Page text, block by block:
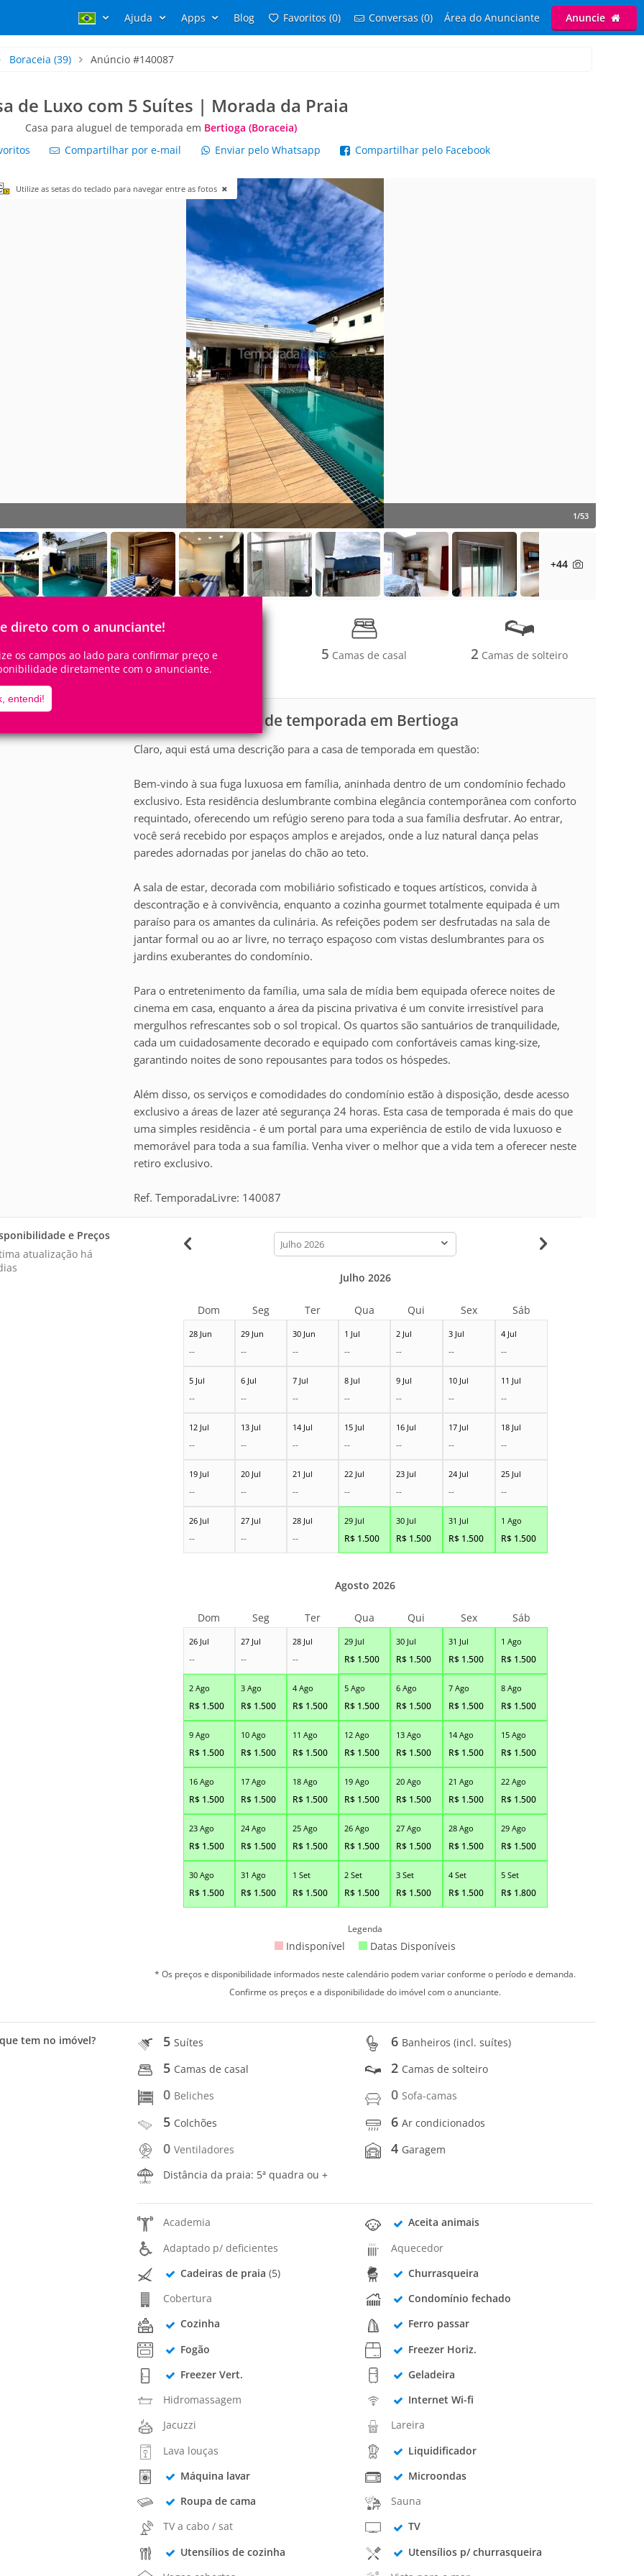
Ajuda Apps Blog Favoritos (0) Conversas (0) Área do Anunciante Anuncie
Boraceia (39) Anúncio #140087
de Luxo com 5 Suítes | Morada da Praia
Casa para aluguel de temporada em Bertioga (Boraceia)
Compartilhar por e-mail Enviar pelo Whatsapp Compartilhar pelo Facebook
direto com o anunciante!
os campos ao lado para confirmar preço e
diretamente com o anunciante.
entendi!
Utilize as setas do teclado para navegar entre as fotos
1/53
+44
14Pessoas 5Quartos
5Suítes
5 Camas de casal 2 Camas de solteiro
Casa para aluguel de temporada em Bertioga
Claro, aqui está uma descrição para a casa de temporada em questão:
Bem-vindo à sua fuga luxuosa em família, aninhada dentro de um condomínio fechado
exclusivo. Esta residência deslumbrante combina elegância contemporânea com conforto
requintado, oferecendo um refúgio sereno para toda a sua família desfrutar. Ao entrar,
você será recebido por espaços amplos e arejados, onde a luz natural dança pelas
paredes adornadas por janelas do chão ao teto.
A sala de estar, decorada com mobiliário sofisticado e toques artísticos, convida à
descontração e à convivência, enquanto a cozinha gourmet totalmente equipada é um
paraíso para os amantes da culinária. As refeições podem ser desfrutadas na sala de
jantar formal ou ao ar livre, no terraço espaçoso com vistas deslumbrantes para os
jardins exuberantes do condomínio.
Para o entretenimento da família, uma sala de mídia bem equipada oferece noites de
cinema em casa, enquanto a área da piscina privativa é um convite irresistível para
mergulhos refrescantes sob o sol tropical. Os quartos são santuários de tranquilidade,
cada um cuidadosamente decorado e equipado com confortáveis camas king-size,
garantindo noites de sono repousantes para todos os hóspedes.
Além disso, os serviços e comodidades do condomínio estão à disposição, desde acesso
exclusivo a áreas de lazer até segurança 24 horas. Esta casa de temporada é mais do que
uma simples residência - é um portal para uma experiência de estilo de vida luxuoso e
memorável para toda a sua família. Venha viver o melhor que a vida tem a oferecer neste
retiro exclusivo.
Ref. TemporadaLivre: 140087
e Preços
atualização há
calendar-
month
28 Jun
--
29 Jun
--
30 Jun
--
1 Jul
--
2 Jul
--
3 Jul
--
4 Jul
--
5 Jul
--
6 Jul
--
7 Jul
--
8 Jul
--
9 Jul
--
10 Jul
--
11 Jul
--
12 Jul
--
13 Jul
--
14 Jul
--
15 Jul
--
16 Jul
--
17 Jul
--
18 Jul
--
19 Jul
--
20 Jul
--
21 Jul
--
22 Jul
--
23 Jul
--
24 Jul
--
25 Jul
--
26 Jul
--
27 Jul
--
28 Jul
--
29 Jul
R$ 1.500
30 Jul
R$ 1.500
31 Jul
R$ 1.500
1 Ago
R$ 1.500
Julho 2026
Dom Seg Ter Qua Qui Sex Sáb
26 Jul
--
27 Jul
--
28 Jul
--
29 Jul
R$ 1.500
30 Jul
R$ 1.500
31 Jul
R$ 1.500
1 Ago
R$ 1.500
2 Ago
R$ 1.500
3 Ago
R$ 1.500
4 Ago
R$ 1.500
5 Ago
R$ 1.500
6 Ago
R$ 1.500
7 Ago
R$ 1.500
8 Ago
R$ 1.500
9 Ago
R$ 1.500
10 Ago
R$ 1.500
11 Ago
R$ 1.500
12 Ago
R$ 1.500
13 Ago
R$ 1.500
14 Ago
R$ 1.500
15 Ago
R$ 1.500
16 Ago
R$ 1.500
17 Ago
R$ 1.500
18 Ago
R$ 1.500
19 Ago
R$ 1.500
20 Ago
R$ 1.500
21 Ago
R$ 1.500
22 Ago
R$ 1.500
23 Ago
R$ 1.500
24 Ago
R$ 1.500
25 Ago
R$ 1.500
26 Ago
R$ 1.500
27 Ago
R$ 1.500
28 Ago
R$ 1.500
29 Ago
R$ 1.500
30 Ago
R$ 1.500
31 Ago
R$ 1.500
1 Set
R$ 1.500
2 Set
R$ 1.500
3 Set
R$ 1.500
4 Set
R$ 1.500
5 Set
R$ 1.800
Agosto 2026
Dom Seg Ter Qua Qui Sex Sáb
Legenda
Indisponível Datas Disponíveis
* Os preços e disponibilidade informados neste calendário podem variar conforme o período e demanda.
Confirme os preços e a disponibilidade do imóvel com o anunciante.
tem no imóvel? 5Suítes 6 Banheiros (incl. suítes)
5 Camas de casal 2 Camas de solteiro
0 Beliches 0 Sofa-camas
5 Colchões 6Ar condicionados
0Ventiladores 4 Garagem
Distância da praia: 5ª quadra ou +
Academia
Aceita animais
Adaptado p/ deficientes
Aquecedor
Cadeiras de praia (5)
Churrasqueira
Cobertura
Condomínio fechado
Cozinha
Ferro passar
Fogão
Freezer Horiz.
Freezer Vert.
Geladeira
Hidromassagem
Internet Wi-fi
Jacuzzi
Lareira
Lava louças
Liquidificador
Máquina lavar
Microondas
Roupa de cama
Sauna
TV a cabo / sat
TV
Utensílios de cozinha
Utensílios p/ churrasqueira